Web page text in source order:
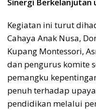
Sinergi Berkelanjutan
Kegiatan ini turut
Cahaya Anak Nusa,
Kupang Montessori,
dan pengurus komite
pemangku
penuh terhadap
pendidikan melalui